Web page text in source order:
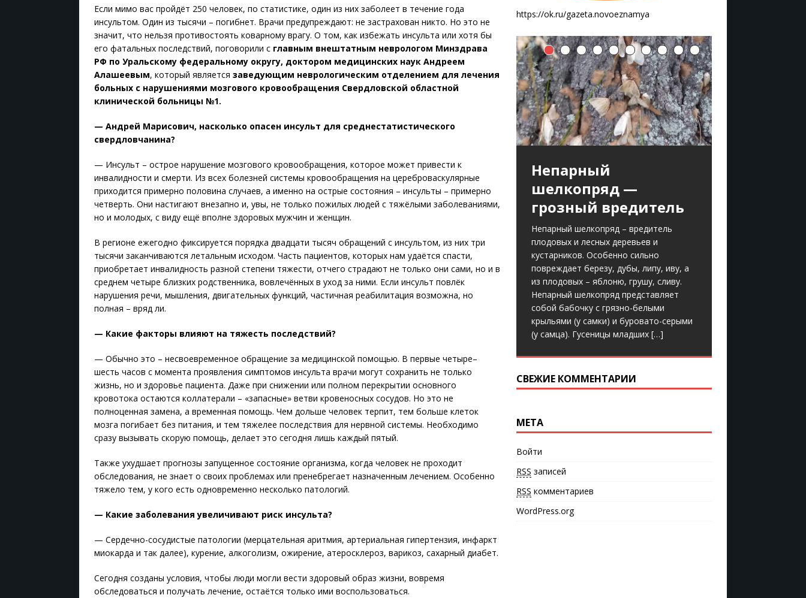
Если мимо вас пройдёт 250 человек, по статистике, один из них заболеет в течение года
инсультом. Один из тысячи – погибнет. Врачи предупреждают: не застрахован никто. Но это не
значит, что нельзя противостоять коварному врагу. О том, как избежать инсульта или хотя бы
его фатальных последствий, поговорили с главным внештатным неврологом Минздрава
РФ по Уральскому федеральному округу, доктором медицинских наук Андреем
Алашеевым, который является заведующим неврологическим отделением для лечения
больных с нарушениями мозгового кровообращения Свердловской областной
клинической больницы №1.
— Андрей Марисович, насколько опасен инсульт для среднестатистического
свердловчанина?
— Инсульт – острое нарушение мозгового кровообращения, которое может привести к
инвалидности и смерти. Из всех болезней системы кровообращения на цереброваскулярные
приходится примерно половина случаев, а именно на острые состояния – инсульты – примерно
четверть. Они настигают внезапно и, увы, не только пожилых людей с тяжёлыми заболеваниями,
но и молодых, с виду ещё вполне здоровых мужчин и женщин.
В регионе ежегодно фиксируется порядка двадцати тысяч обращений с инсультом, из них три
тысячи заканчиваются летальным исходом. Часть пациентов, которых нам удаётся спасти,
приобретает инвалидность разной степени тяжести, отчего страдают не только они сами, но и в
среднем четыре близких родственника, вовлечённых в уход за ними. Если инсульт повлёк
нарушения речи, мышления, двигательных функций, частичная реабилитация возможна, но
полная – вряд ли.
— Какие факторы влияют на тяжесть последствий?
— Обычно это – несвоевременное обращение за медицинской помощью. В первые четыре–
шесть часов с момента проявления симптомов инсульта врачи могут сохранить не только
жизнь, но и здоровье пациента. Даже при снижении или полном перекрытии основного
кровотока остаются коллатерали – «запасные» ветви кровеносных сосудов. Но это не
полноценная замена, а временная помощь. Чем дольше человек терпит, тем больше клеток
мозга погибает без питания, и тем тяжелее последствия для нервной системы. Необходимо
сразу вызывать скорую помощь, делает это сегодня лишь каждый пятый.
Также ухудшает прогнозы запущенное состояние организма, когда человек не проходит
обследования, не знает о своих проблемах или пренебрегает назначенным лечением. Особенно
тяжело тем, у кого есть одновременно несколько патологий.
— Какие заболевания увеличивают риск инсульта?
— Сердечно-сосудистые патологии (мерцательная аритмия, артериальная гипертензия, инфаркт
миокарда и так далее), курение, алкоголизм, ожирение, атеросклероз, варикоз, сахарный диабет.
Сегодня созданы условия, чтобы люди могли вести здоровый образ жизни, вовремя
обследоваться и получать лечение, остаётся только ими воспользоваться.
https://ok.ru/gazeta.novoeznamya
Непарный
шелкопряд —
грозный вредитель
Непарный шелкопряд – вредитель
плодовых и лесных деревьев и
кустарников. Особенно сильно
повреждает березу, дубы, липу, иву, а
из плодовых – яблоню, грушу, сливу.
Непарный шелкопряд представляет
собой бабочку с грязно-белыми
крыльями (у самки) и буровато-серыми
(у самца). Гусеницы младших […]
СВЕЖИЕ КОММЕНТАРИИ
МЕТА
Войти
RSS записей
RSS комментариев
WordPress.org